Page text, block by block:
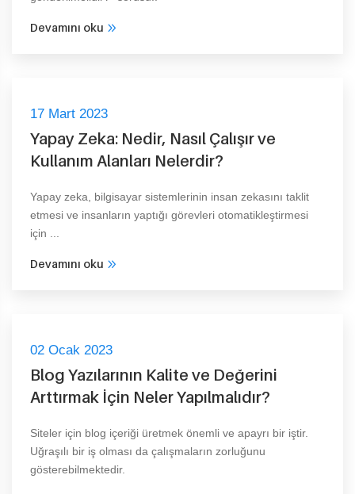
Devamını oku
17 Mart 2023
Yapay Zeka: Nedir, Nasıl Çalışır ve
Kullanım Alanları Nelerdir?
Yapay zeka, bilgisayar sistemlerinin insan zekasını taklit
etmesi ve insanların yaptığı görevleri otomatikleştirmesi
için ...
Devamını oku
02 Ocak 2023
Blog Yazılarının Kalite ve Değerini
Arttırmak İçin Neler Yapılmalıdır?
Siteler için blog içeriği üretmek önemli ve apayrı bir iştir.
Uğraşılı bir iş olması da çalışmaların zorluğunu
gösterebilmektedir.